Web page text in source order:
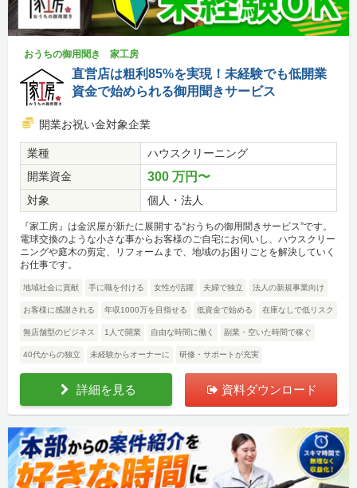
おうちの御用聞き 家工房
直営店は粗利85%を実現！未経験でも低開業
資金で始められる御用聞きサービス
開業お祝い金対象企業
業種
ハウスクリーニング
開業資金
300 万円〜
対象 個人・法人
『家工房』は金沢屋が新たに展開する“おうちの御用聞きサービス”です。
電球交換のような小さな事からお客様のご自宅にお伺いし、ハウスクリー
ニングや庭木の剪定、リフォームまで、地域のお困りごとを解決していく
お仕事です。
地域社会に貢献 手に職を付ける 女性が活躍 夫婦で独立 法人の新規事業向け
お客様に感謝される 年収1000万を目指せる 低資金で始める 在庫なしで低リスク
無店舗型のビジネス 1人で開業 自由な時間に働く 副業・空いた時間で稼ぐ
40代からの独立 未経験からオーナーに 研修・サポートが充実
詳細を見る 資料ダウンロード